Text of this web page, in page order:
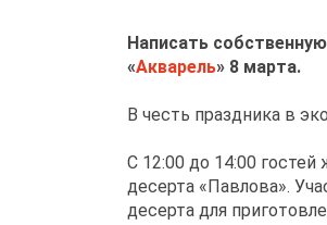
Написать
«Акварель» 8 марта.
В честь праздника в
С 12:00 до 14:00 гостей
десерта «Павлова».
десерта для